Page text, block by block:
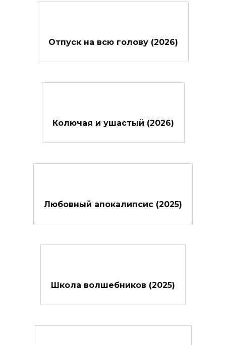
Отпуск на всю голову (2026)
Колючая и ушастый (2026)
Любовный апокалипсис (2025)
Школа волшебников (2025)